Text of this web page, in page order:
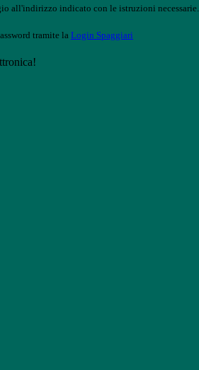
all'indirizzo indicato con le istruzioni necessarie.
tramite la Login Spaggiari